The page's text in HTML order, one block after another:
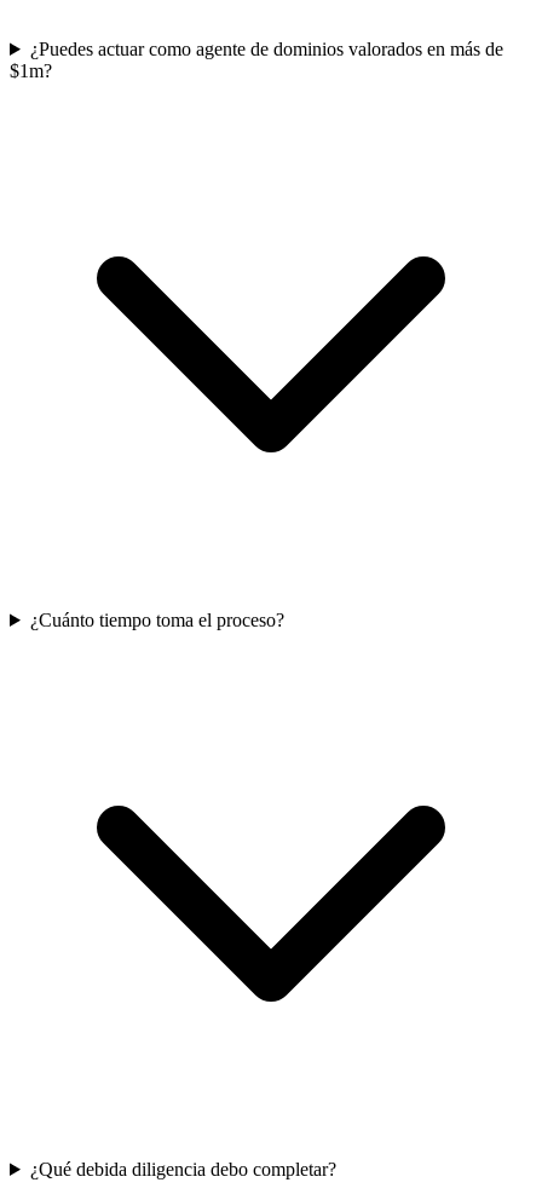
¿Puedes actuar como agente de dominios valorados en más de
$1m?
¿Cuánto tiempo toma el proceso?
¿Qué debida diligencia debo completar?